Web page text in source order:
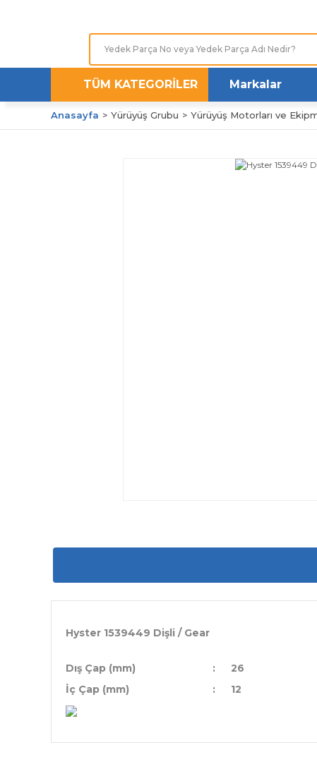
TÜM KATEGORİLER Markalar
Anasayfa Yürüyüş Grubu Yürüyüş Motorları ve
Hyster 1539449 Dişli / Gear
Dış Çap (mm) :
26
İç Çap (mm)
: 12